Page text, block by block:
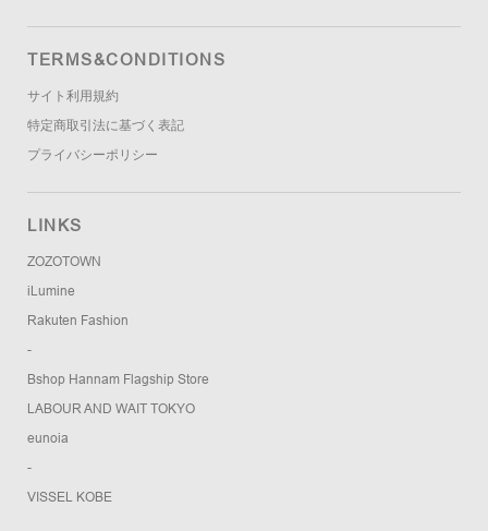
TERMS&CONDITIONS
サイト利用規約
特定商取引法に基づく表記
プライバシーポリシー
LINKS
ZOZOTOWN
iLumine
Rakuten Fashion
-
Bshop Hannam Flagship Store
LABOUR AND WAIT TOKYO
eunoia
-
VISSEL KOBE